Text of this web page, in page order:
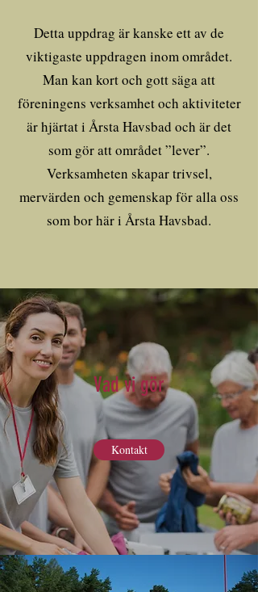
Detta uppdrag är kanske ett av de
viktigaste uppdragen inom området.
Man kan kort och gott säga att
föreningens verksamhet och aktiviteter
är hjärtat i Årsta Havsbad och är det
som gör att området ”lever”.
Verksamheten skapar trivsel,
mervärden och gemenskap för alla oss
som bor här i Årsta Havsbad.
Vad vi gör
Kontakt